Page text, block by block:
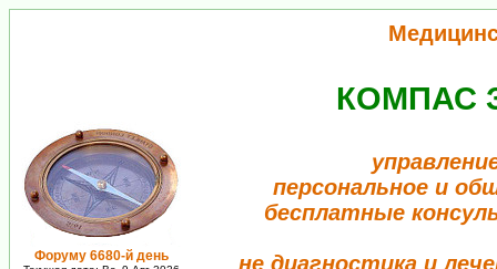
Форуму 6680-й день
КОМПАС
персональное и
бесплатные
не диагностика и